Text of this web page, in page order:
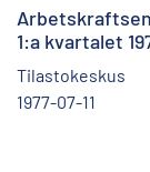
1:a kvartalet
Tilastokeskus
1977-07-11